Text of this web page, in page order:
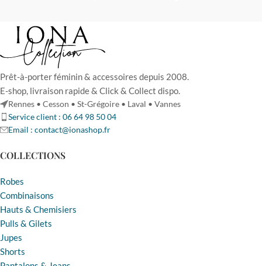
Prêt-à-porter féminin & accessoires depuis 2008.
E-shop, livraison rapide & Click & Collect dispo.
Rennes • Cesson • St-Grégoire • Laval • Vannes
Service client : 06 64 98 50 04
Email : contact@ionashop.fr
COLLECTIONS
Robes
Combinaisons
Hauts & Chemisiers
Pulls & Gilets
Jupes
Shorts